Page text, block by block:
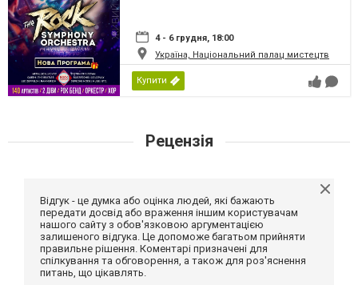
4 - 6 грудня, 18:00
Україна, Національний палац мистецтв
Купити
Рецензія
Відгук - це думка або оцінка людей, які бажають
передати досвід або враження іншим користувачам
нашого сайту з обов'язковою аргументацією
залишеного відгука. Це допоможе багатьом прийняти
правильне рішення. Коментарі призначені для
спілкування та обговорення, а також для роз'яснення
питань, що цікавлять.